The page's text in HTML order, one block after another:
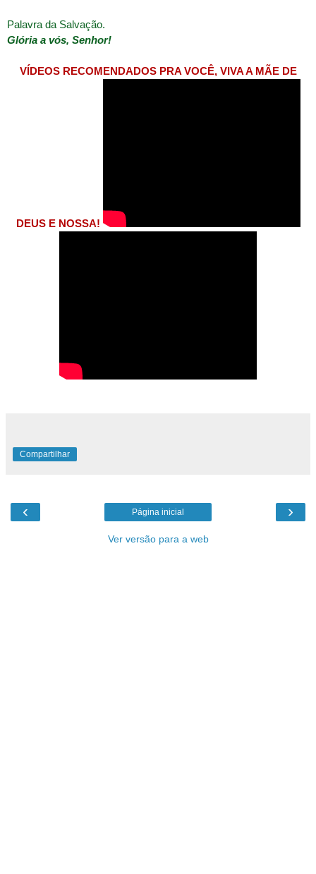
Palavra da Salvação.
Glória a vós, Senhor!
VÍDEOS RECOMENDADOS PRA VOCÊ, VIVA A MÃE DE
DEUS E NOSSA!
Compartilhar
‹ ›
Página inicial
Ver versão para a web